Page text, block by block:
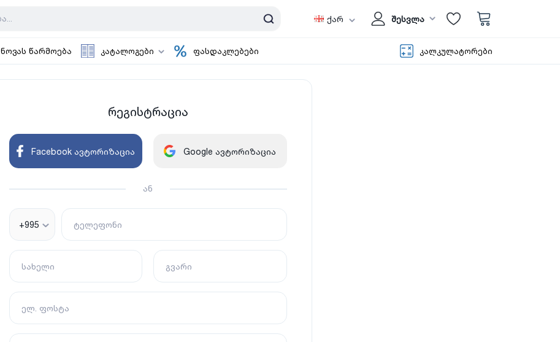
ქარ შესვლა
ნოვას წარმოება კატალოგები ფასდაკლებები კალკულატორები
რეგისტრაცია
Facebook ავტორიზაცია Google ავტორიზაცია
ან
+995 ტელეფონი
სახელი გვარი
ელ. ფოსტა